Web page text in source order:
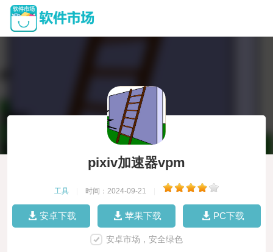
pixiv加速器vpm
工具 时间：2024-09-21
安卓下载 苹果下载 PC下载
安卓市场，安全绿色